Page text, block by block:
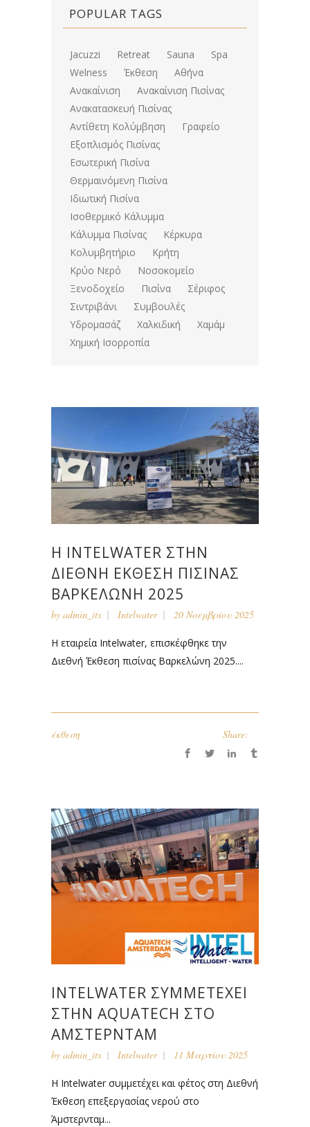
POPULAR TAGS
Jacuzzi Retreat Sauna
Spa
Welness
Έκθεση
Αθήνα
Ανακαίνιση
Ανακαίνιση Πισίνας
Ανακατασκευή Πισίνας
Αντίθετη Κολύμβηση
Γραφείο
Εξοπλισμός Πισίνας
Εσωτερική Πισίνα
Θερμαινόμενη Πισίνα
Ιδιωτική Πισίνα
Ισοθερμικό Κάλυμμα
Κάλυμμα Πισίνας
Κέρκυρα
Κολυμβητήριο
Κρήτη
Κρύο Νερό
Νοσοκομείο
Ξενοδοχείο
Πισίνα
Σέριφος
Σιντριβάνι
Συμβουλές
Υδρομασάζ
Χαλκιδική
Χαμάμ
Χημική Ισορροπία
Η INTELWATER ΣΤΗΝ
ΔΙΕΘΝΉ ΈΚΘΕΣΗ ΠΙΣΊΝΑΣ
ΒΑΡΚΕΛΏΝΗ 2025
by admin_its Intelwater 20 Νοεμβρίου 2025
Η εταιρεία Intelwater, επισκέφθηκε την
Διεθνή Έκθεση πισίνας Βαρκελώνη 2025....
έκθεση Share:
INTELWATER ΣΥΜΜΕΤΈΧΕΙ
ΣΤΗΝ AQUATECH ΣΤΟ
ΆΜΣΤΕΡΝΤΑΜ
by admin_its Intelwater 11 Μαρτίου 2025
Η Intelwater συμμετέχει και φέτος στη Διεθνή
Έκθεση επεξεργασίας νερού στο
Άμστερνταμ...